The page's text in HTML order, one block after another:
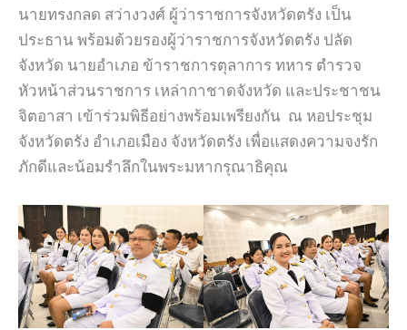
นายทรงกลด สว่างวงศ์ ผู้ว่าราชการจังหวัดตรัง เป็น
ประธาน พร้อมด้วยรองผู้ว่าราชการจังหวัดตรัง ปลัด
จังหวัด นายอำเภอ ข้าราชการตุลาการ ทหาร ตำรวจ
หัวหน้าส่วนราชการ เหล่ากาชาดจังหวัด และประชาชน
จิตอาสา เข้าร่วมพิธีอย่างพร้อมเพรียงกัน ณ หอประชุม
จังหวัดตรัง อำเภอเมือง จังหวัดตรัง เพื่อแสดงความจงรัก
ภักดีและน้อมรำลึกในพระมหากรุณาธิคุณ